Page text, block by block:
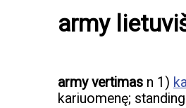
army
army vertimas n 1)
kariuomenę;